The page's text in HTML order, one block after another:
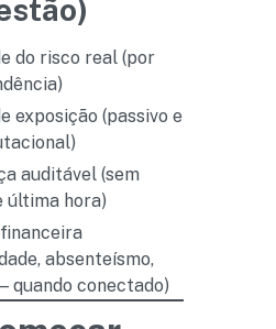
do risco real (por
exposição (passivo e
auditável (sem
última hora)
absenteísmo,
quando conectado)